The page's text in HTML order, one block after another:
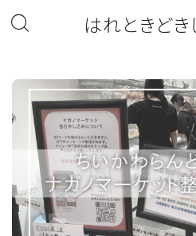
はれときどき